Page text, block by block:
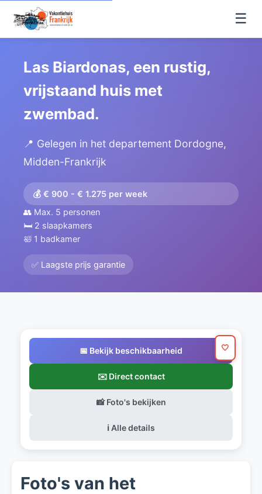
☰
Las Biardonas, een rustig,
vrijstaand huis met
zwembad.
📍 Gelegen in het departement Dordogne,
Midden-Frankrijk
💰 € 900 - € 1.275 per week
👥 Max. 5 personen
🛏️ 2 slaapkamers
🛀 1 badkamer
✅ Laagste prijs garantie
📅 Bekijk beschikbaarheid
✉️ Direct contact
📸 Foto's bekijken
ℹ️ Alle details
🤍
Foto's van het